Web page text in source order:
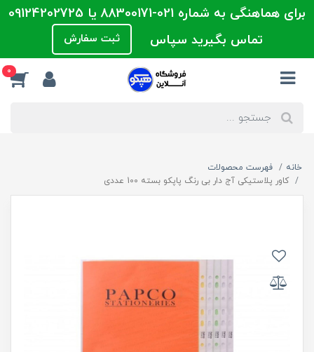
برای هماهنگی به شماره 021-88300171 یا 09124202725
تماس بگیرید سپاس
ثبت سفارش
0
خانه
فهرست محصولات
کاور پلاستیکی آج دار بی رنگ پاپکو بسته 100 عددی